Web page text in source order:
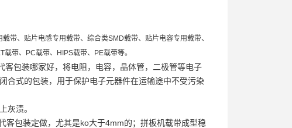
带、贴片电感专用载带、综合类SMD载带、贴片电容专用载带、
带、PC载带、HIPS载带、PE载带等。
客包装哪家好，将电阻，电容，晶体管，二极管等电子
合式的包装，用于保护电子元器件在运输途中不受污染
灰渍。
客包装定做，尤其是ko大于4mm的；拼板机载带成型稳